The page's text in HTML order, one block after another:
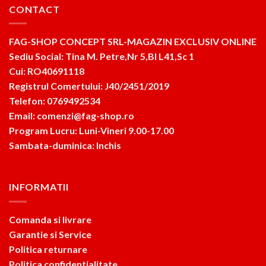
CONTACT
FAG-SHOP CONCEPT SRL-MAGAZIN EXCLUSIV ONLINE
Sediu Social: Tina M. Petre,Nr 5,Bl L41,Sc 1
Cui: RO40691118
Registrul Comertului: J40/2451/2019
Telefon: 0769492534
Email: comenzi@fag-shop.ro
Program Lucru: Luni-Vineri 9.00-17.00
Sambata-duminica: Inchis
INFORMATII
Comanda si livrare
Garantie si Service
Politica returnare
Politica confidentialitate